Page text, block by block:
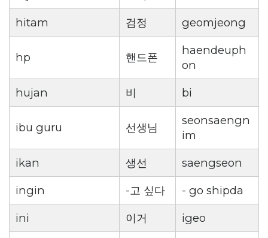
hitam
검정 geomjeong
hp 핸드폰
haendeuph
on
hujan
비 bi
ibu guru 선생님
seonsaengn
im
ikan
생선
saengseon
ingin
-고 싶다
- go shipda
ini
이거 igeo